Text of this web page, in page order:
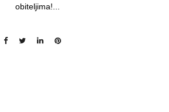
obiteljima!...